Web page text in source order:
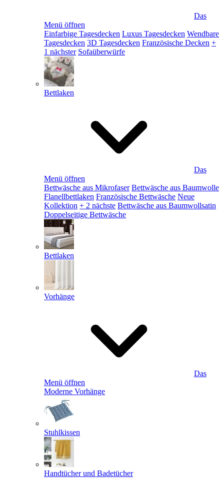
Das
Menü öffnen
Einfarbige Tagesdecken Luxus Tagesdecken Wendbare
Tagesdecken 3D Tagesdecken Französische Decken +
1 nächster Sofaüberwürfe
Bettlaken
Das
Menü öffnen
Bettwäsche aus Mikrofaser Bettwäsche aus Baumwolle
Flanellbettlaken Französische Bettwäsche Neue
Kollektion + 2 nächste Bettwäsche aus Baumwollsatin
Doppelseitige Bettwäsche
Bettlaken
Vorhänge
Das
Menü öffnen
Moderne Vorhänge
Stuhlkissen
Handtücher und Badetücher